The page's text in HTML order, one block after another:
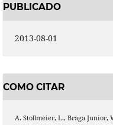
PUBLICADO
2013-08-01
COMO CITAR
A. Stollmeier, L., Braga Junior,